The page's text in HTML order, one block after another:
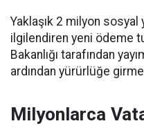
Yaklaşık 2 milyon sosyal
ilgilendiren yeni ödeme
Bakanlığı tarafından
ardından yürürlüğe
Milyonlarca